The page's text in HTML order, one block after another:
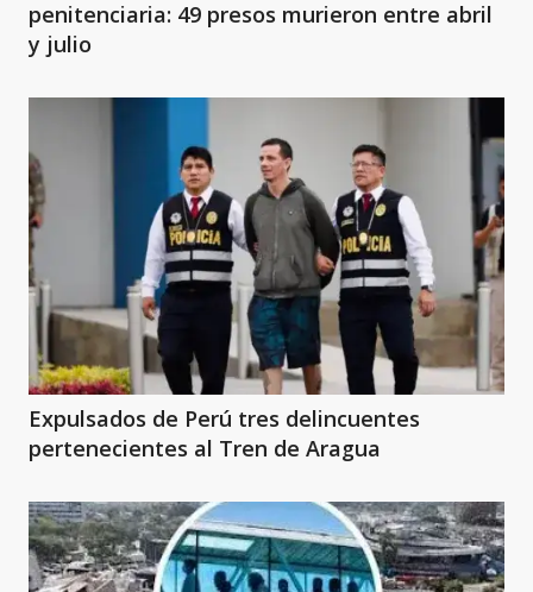
penitenciaria: 49 presos murieron entre abril
y julio
Expulsados de Perú tres delincuentes
pertenecientes al Tren de Aragua